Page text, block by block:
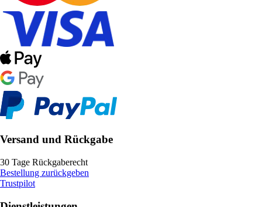
Versand und Rückgabe
30 Tage Rückgaberecht
Bestellung zurückgeben
Trustpilot